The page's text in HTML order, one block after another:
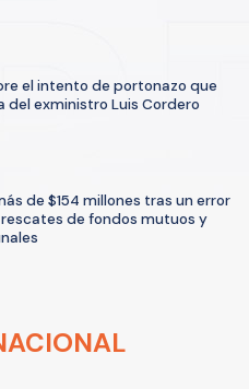
el intento de portonazo que
del exministro Luis Cordero
de $154 millones tras un error
de fondos mutuos y